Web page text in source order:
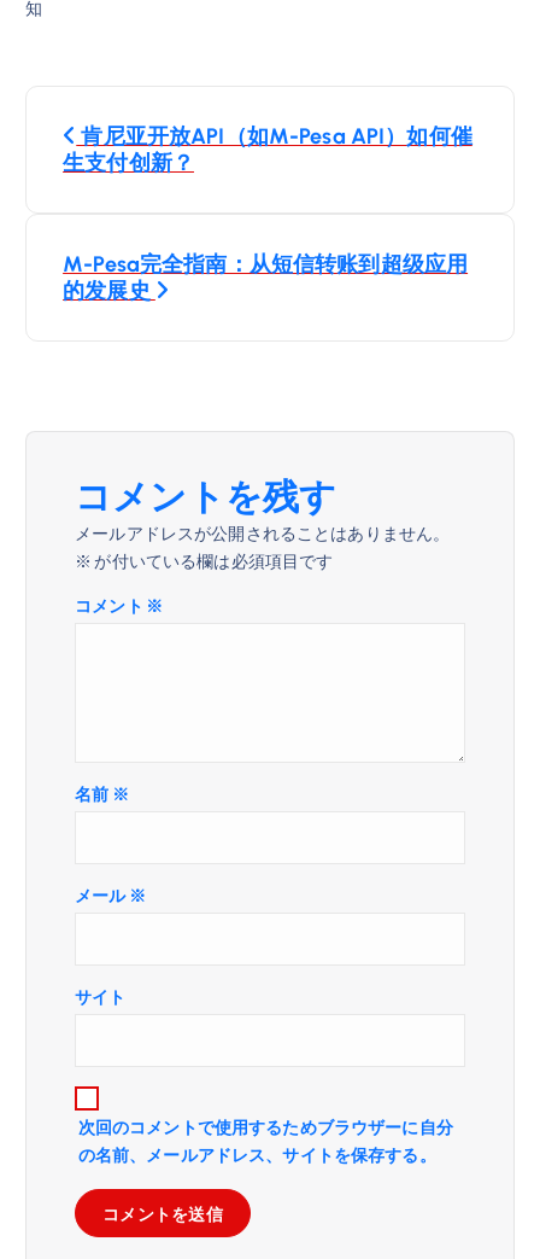
知
投
稿
ビ
肯尼亚开放API（如M-Pesa API）如何催
生支付创新？
M-Pesa完全指南：从短信转账到超级应用
的发展史
コメントを残す
メールアドレスが公開されることはありません。
※ が付いている欄は必須項目です
コメント ※
名前 ※
メール ※
サイト
次回のコメントで使用するためブラウザーに自分
の名前、メールアドレス、サイトを保存する。